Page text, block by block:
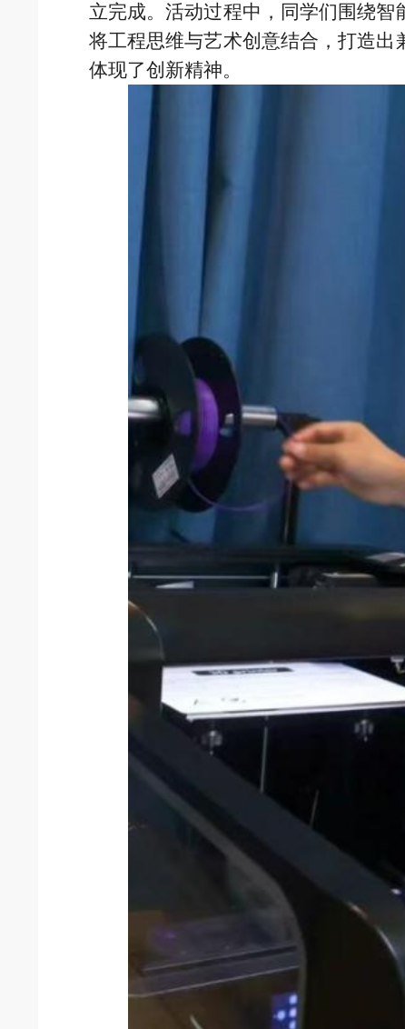
立完成。活动过程中，同学们围绕智
将工程思维与艺术创意结合，打造
体现了创新精神。